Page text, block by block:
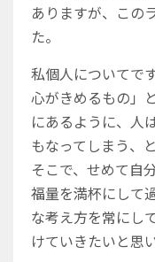
ありますが、この
た。
私個人についてで
心がきめるもの」
にあるように、人
もなってしまう、
そこで、せめて自
福量を満杯にして
な考え方を常にし
けていきたいと思